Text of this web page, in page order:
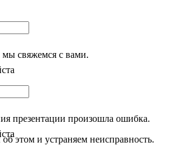
свяжемся с вами.
презентации произошла ошибка.
этом и устраняем неисправность.